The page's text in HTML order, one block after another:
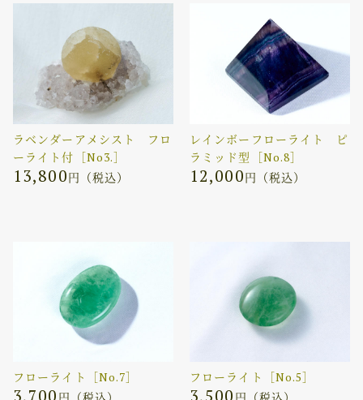
ラベンダーアメシスト フロ
ーライト付［No3.］
13,800円（税込）
レインボーフローライト ピ
ラミッド型［No.8］
12,000円（税込）
フローライト［No.7］
3,700
フローライト［No.5］
3,500